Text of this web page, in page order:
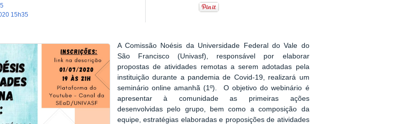
15h35
A Comissão Noésis da Universidade Federal do Vale do
São Francisco (Univasf), responsável por elaborar
propostas de atividades remotas a serem adotadas pela
instituição durante a pandemia de Covid-19, realizará um
seminário online amanhã (1º). O objetivo do webinário é
apresentar à comunidade as primeiras ações
desenvolvidas pelo grupo, bem como a composição da
equipe, estratégias elaboradas e proposições de atividades